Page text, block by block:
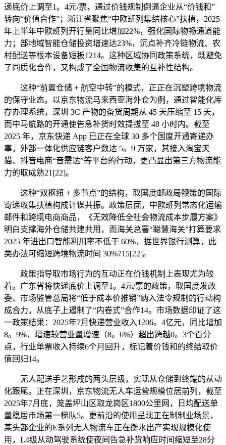
递底价上调至1。4元/票，通过价钱规制倒逼企业从“价钱和”
转向“价值合作”；浙江省聚焦“中欧班列集结核心”扶植，2025
年上半年中欧班列开行量同比增加22%，强化国际物畅通道能
力；部地域智能仓储投资增速达23%，沉点补齐冷链物流、农
村配送等根本设备短板1214。这种区域协同政策系统，既避免
了同质化合作，又构成了全国物流收集的互补性结构。
这种“前置仓储 + 航空中转”的模式，正正在沉塑跨境物流
的保守业态。以京东物流马来西亚海外仓为例，通过智能化库
存办理系统，深圳 3C 产物的备货周期从 45 天压缩至 15 天，
而中马航路的开通使告急补货时效提拔至 48 小时内。截至
2025 年，京东快递 App 已正在全球 30 多个国度开通寄递办
事，外部一体化供应链客户数达 5。9 万家，其接入淘宝天
猫、抖音电商“音需达”等平台的行动，更凸显出第三方物流能
力的取成熟21[22]。
这种“双枢纽 + 多节点”的结构，取国度邮政局鞭策的国际
寄递收集扶植构成计谋共振。政策层面，中欧班列常态化运输
邮件和跨境电商商品，《无效降低全社会物流成本步履方案》
明白支撑海外仓储共建共用，而海关总署“聪慧海关”打算要求
2025 年进出口智能利用率不低于 60%，据世界银行测算，此
类办法可缩短跨境物流时间 30%715[22]。
政策指导取市场行为的互动正在价钱机制上表现尤为较
着。广东省将快递底价上调至1。4元/票的政策，取国度发改
委、市场监管总局将“低于成本价推销”纳入法令规制的行动构
成合力，从底子上遏制了“内卷式”合作14。市场数据印证了这
一政策结果：2025年7月快递营业收入1206。4亿元，同比增加
8。9%，增速较营业量增速（8。6%）超出跨越0。3个百分
点，行业单票收入持续6个月回升，标记着价钱和的终结取价
值回归14。
无人配送手艺形成的两头层级，实现从仓储到终端的从动
化跟尾。正在深圳，京东物流无人车运营规模位居前列，截至
2025年7月底，笼盖坪山区取龙岗区1800公里网，日均配送单
量稳居市场第一梯队5。更前沿的使用呈现正在制制业场景，
某头部企业的E系列无人物流车正在衡水出产实现规模化使
用，L4级从动驾驶系统使夜间告急补货响应时间缩短至28分